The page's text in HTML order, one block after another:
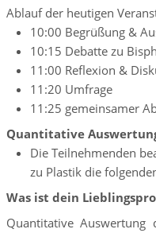
Ablauf der heutigen
10:00 Begrüßung &
10:15 Debatte zu
11:00 Reflexion &
11:20 Umfrage
11:25 gemeinsamer
Quantitative
Die Teilnehmenden
zu Plastik die
Was ist dein
Quantitative Auswertung